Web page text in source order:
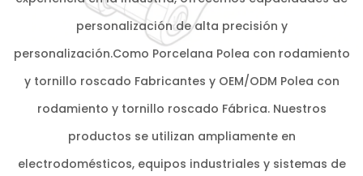
personalización de alta precisión y
personalización.Como Porcelana Polea con rodamiento
y tornillo roscado Fabricantes y OEM/ODM Polea con
rodamiento y tornillo roscado Fábrica. Nuestros
productos se utilizan ampliamente en
electrodomésticos, equipos industriales y sistemas de